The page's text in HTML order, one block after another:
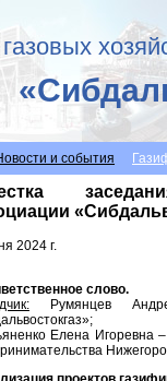
и события
2024 г.
слово.
Румянцев
Елена Игоревна